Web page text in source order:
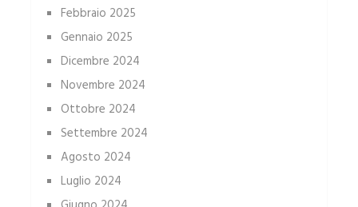
Febbraio 2025
Gennaio 2025
Dicembre 2024
Novembre 2024
Ottobre 2024
Settembre 2024
Agosto 2024
Luglio 2024